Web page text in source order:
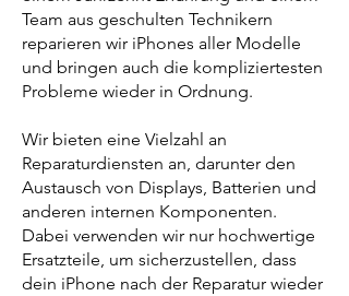
Team aus geschulten Technikern
reparieren wir iPhones aller Modelle
und bringen auch die kompliziertesten
Probleme wieder in Ordnung.
Wir bieten eine Vielzahl an
Reparaturdiensten an, darunter den
Austausch von Displays, Batterien und
anderen internen Komponenten.
Dabei verwenden wir nur hochwertige
Ersatzteile, um sicherzustellen, dass
dein iPhone nach der Reparatur wieder